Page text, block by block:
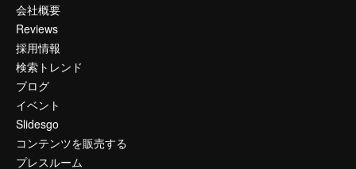
会社概要
Reviews
採用情報
検索トレンド
ブログ
イベント
Slidesgo
コンテンツを販売する
プレスルーム